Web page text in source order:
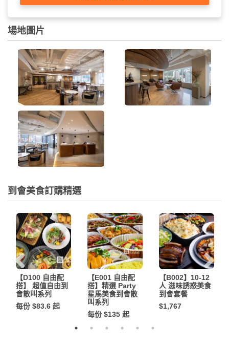
場地圖片
到會美食訂購精選
【D100 自由配
搭】 超值自由到
會散叫系列
每份 $83.6 起
【E001 自由配
搭】精選 Party
星馬美食到會散
叫系列
每份 $135 起
【B002】10-12
人 滋味誘惑美食
到會套餐
$1,767